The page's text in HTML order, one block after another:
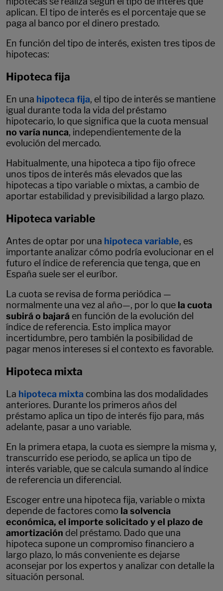
aplican. El tipo de interés es el porcentaje que se
paga al banco por el dinero prestado.
En función del tipo de interés, existen tres tipos de
hipotecas:
Hipoteca fija
En una hipoteca fija, el tipo de interés se mantiene
igual durante toda la vida del préstamo
hipotecario, lo que significa que la cuota mensual
no varía nunca, independientemente de la
evolución del mercado.
Habitualmente, una hipoteca a tipo fijo ofrece
unos tipos de interés más elevados que las
hipotecas a tipo variable o mixtas, a cambio de
aportar estabilidad y previsibilidad a largo plazo.
Hipoteca variable
Antes de optar por una hipoteca variable, es
importante analizar cómo podría evolucionar en el
futuro el índice de referencia que tenga, que en
España suele ser el euríbor.
La cuota se revisa de forma periódica —
normalmente una vez al año—, por lo que la cuota
subirá o bajará en función de la evolución del
índice de referencia. Esto implica mayor
incertidumbre, pero también la posibilidad de
pagar menos intereses si el contexto es favorable.
Hipoteca mixta
La hipoteca mixta combina las dos modalidades
anteriores. Durante los primeros años del
préstamo aplica un tipo de interés fijo para, más
adelante, pasar a uno variable.
En la primera etapa, la cuota es siempre la misma y,
transcurrido ese periodo, se aplica un tipo de
interés variable, que se calcula sumando al índice
de referencia un diferencial.
Escoger entre una hipoteca fija, variable o mixta
depende de factores como la solvencia
económica, el importe solicitado y el plazo de
amortización del préstamo. Dado que una
hipoteca supone un compromiso financiero a
largo plazo, lo más conveniente es dejarse
aconsejar por los expertos y analizar con detalle la
situación personal.